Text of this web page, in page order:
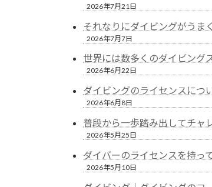
2026年7月21日
それなりにダイビングがうま
2026年7月7日
世界には数多くのダイビング
2026年6月22日
ダイビングのライセンスにつ
2026年6月8日
普段から一歩踏み出してチャ
2026年5月25日
ダイバーのライセンスを持っ
2026年5月10日